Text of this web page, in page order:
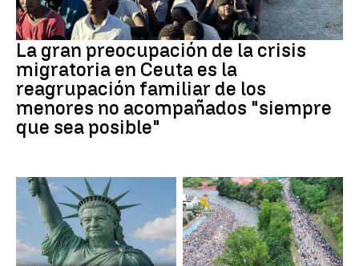
CRISIS MIGRATORIA
La gran preocupación de la crisis
migratoria en Ceuta es la
reagrupación familiar de los
menores no acompañados "siempre
que sea posible"
MEMES Asturias